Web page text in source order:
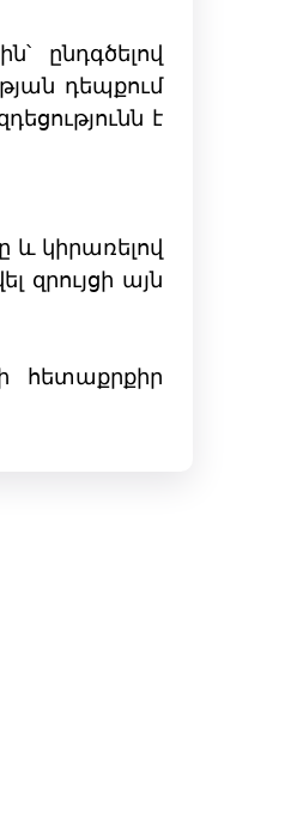
ընդգծելով
դեպքում
է
և կիրառելով
այն
հետաքրքիր